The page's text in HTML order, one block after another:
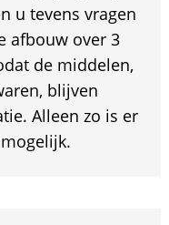
u tevens vragen
afbouw over 3
de middelen,
blijven
Alleen zo is er